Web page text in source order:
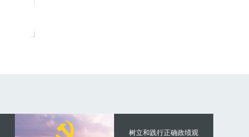
树立和践行正确政绩观